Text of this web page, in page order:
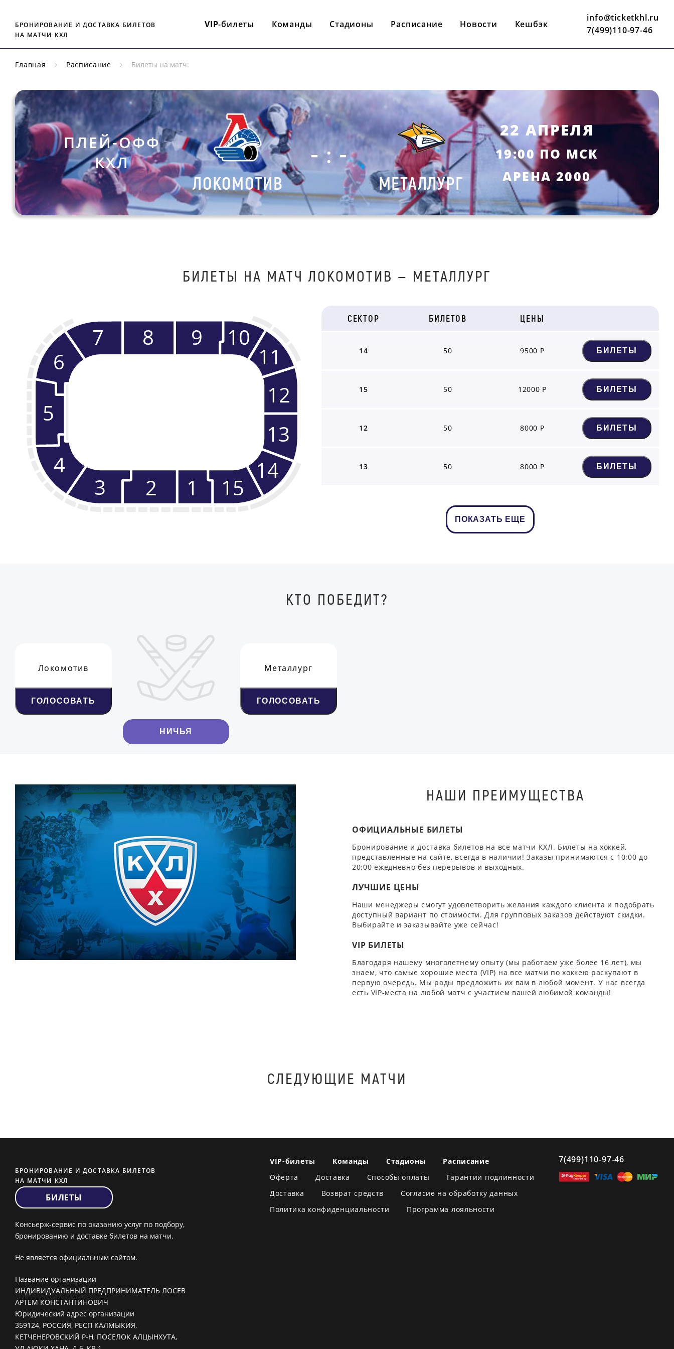
БРОНИРОВАНИЕ И ДОСТАВКА БИЛЕТОВ
НА МАТЧИ КХЛ
VIP-билеты Команды Стадионы Расписание Новости Кешбэк
info@ticketkhl.ru
7(499)110-97-46
Главная Расписание Билеты на матч:
ПЛЕЙ-ОФФ
КХЛ
ЛОКОМОТИВ
- : -
МЕТАЛЛУРГ
22 АПРЕЛЯ
19:00 ПО МСК
АРЕНА 2000
БИЛЕТЫ НА МАТЧ ЛОКОМОТИВ — МЕТАЛЛУРГ
1
2
3
4
5
6
7 8 9 10
12
13
14
11
15
СЕКТОР БИЛЕТОВ ЦЕНЫ
14 50 9500 Р БИЛЕТЫ
15 50 12000 Р БИЛЕТЫ
12 50 8000 Р БИЛЕТЫ
13 50 8000 Р БИЛЕТЫ
ПОКАЗАТЬ ЕЩЕ
КТО ПОБЕДИТ?
Локомотив
ГОЛОСОВАТЬ
НИЧЬЯ
Металлург
ГОЛОСОВАТЬ
НАШИ ПРЕИМУЩЕСТВА
ОФИЦИАЛЬНЫЕ БИЛЕТЫ
Бронирование и доставка билетов на все матчи КХЛ. Билеты на хоккей,
представленные на сайте, всегда в наличии! Заказы принимаются с 10:00 до
20:00 ежедневно без перерывов и выходных.
ЛУЧШИЕ ЦЕНЫ
Наши менеджеры смогут удовлетворить желания каждого клиента и подобрать
доступный вариант по стоимости. Для групповых заказов действуют скидки.
Выбирайте и заказывайте уже сейчас!
VIP БИЛЕТЫ
Благодаря нашему многолетнему опыту (мы работаем уже более 16 лет), мы
знаем, что самые хорошие места (VIP) на все матчи по хоккею раскупают в
первую очередь. Мы рады предложить их вам в любой момент. У нас всегда
есть VIP-места на любой матч с участием вашей любимой команды!
СЛЕДУЮЩИЕ МАТЧИ
БРОНИРОВАНИЕ И ДОСТАВКА БИЛЕТОВ
НА МАТЧИ КХЛ
БИЛЕТЫ
Консьерж-сервис по оказанию услуг по подбору,
бронированию и доставке билетов на матчи.
Не является официальным сайтом.
Название организации
ИНДИВИДУАЛЬНЫЙ ПРЕДПРИНИМАТЕЛЬ ЛОСЕВ
АРТЕМ КОНСТАНТИНОВИЧ
Юридический адрес организации
359124, РОССИЯ, РЕСП КАЛМЫКИЯ,
КЕТЧЕНЕРОВСКИЙ Р-Н, ПОСЕЛОК АЛЦЫНХУТА,
VIP-билеты Команды Стадионы
Расписание
Оферта
Доставка Способы оплаты
Гарантии подлинности
Доставка
Возврат средств
Согласие на обработку данных
Политика конфиденциальности
Программа лояльности
7(499)110-97-46